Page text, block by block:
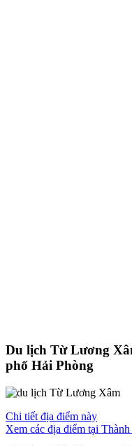
Du lịch Từ Lương
phố Hải Phòng
Chi tiết địa điểm này
Xem các địa điểm tại